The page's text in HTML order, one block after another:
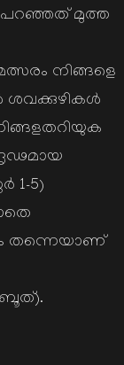
മുത്ത
നിങ്ങളെ
ശവക്കുഴികള്‍
ദൃഢമായ
1-5)
തന്നെയാണ്